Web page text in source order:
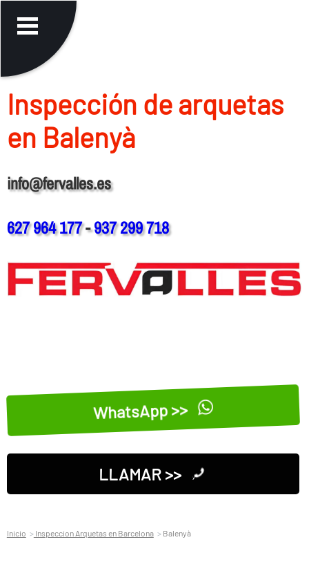
Inspección de arquetas
en Balenyà
info@fervalles.es
627 964 177-937 299 718
WhatsApp >>
LLAMAR >>
Inicio Inspeccion Arquetas en Barcelona Balenyà